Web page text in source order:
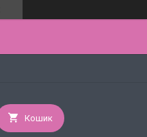
Кошик